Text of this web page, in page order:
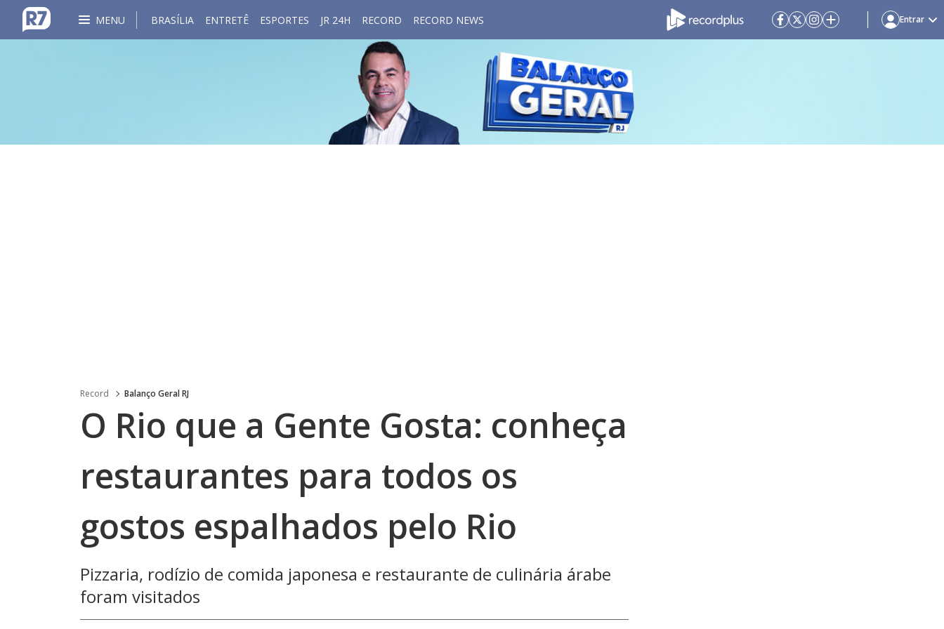
MENU BRASÍLIA ENTRETÊ ESPORTES JR 24H RECORD RECORD NEWS Entrar
Record Balanço Geral RJ
O Rio que a Gente Gosta: conheça
restaurantes para todos os
gostos espalhados pelo Rio
Pizzaria, rodízio de comida japonesa e restaurante de culinária árabe
foram visitados